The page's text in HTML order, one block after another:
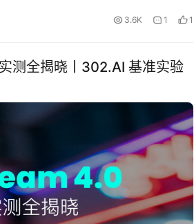
3.6K 1 1
测全揭晓丨302.AI 基准实验